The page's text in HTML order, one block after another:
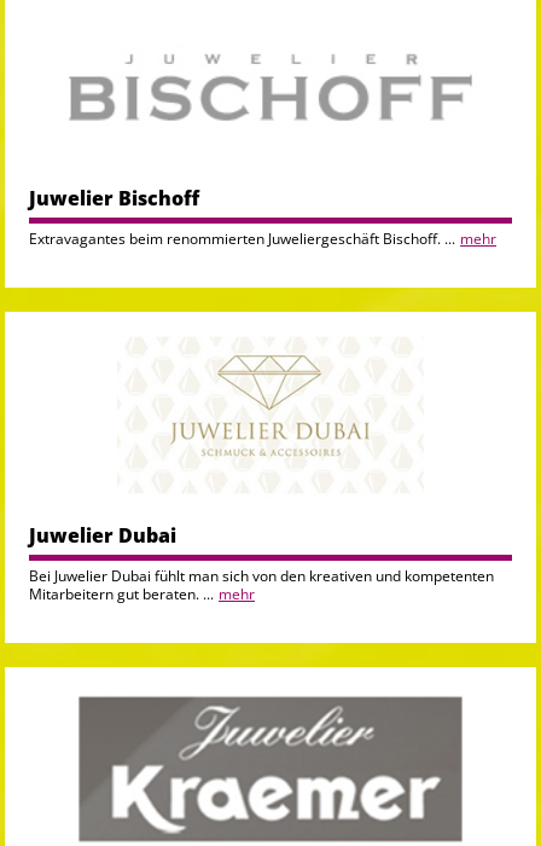
Juwelier Bischoff
Extravagantes beim renommierten Juweliergeschäft Bischoff. ... mehr
Juwelier Dubai
Bei Juwelier Dubai fühlt man sich von den kreativen und kompetenten
Mitarbeitern gut beraten. ... mehr